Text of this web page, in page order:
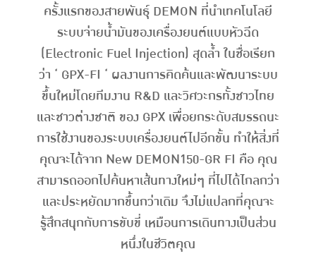
ครั้งแรกของสายพันธุ์ DEMON ที่นำเทคโนโลยี
ระบบจ่ายน้ำมันของเครื่องยนต์แบบหัวฉีด
(Electronic Fuel Injection) สุดล้ำ ในชื่อเรียก
ว่า ‘ GPX-FI ‘ ผลงานการคิดค้นและพัฒนาระบบ
ขึ้นใหม่โดยทีมงาน R&D และวิศวะกรทั้งชาวไทย
และชาวต่างชาติ ของ GPX เพื่อยกระดับสมรรถนะ
การใช้งานของระบบเครื่องยนต์ไปอีกขั้น ทำให้สิ่งที่
คุณจะได้จาก New DEMON150-GR FI คือ คุณ
สามารถออกไปค้นหาเส้นทางใหม่ๆ ที่ไปได้ไกลกว่า
และประหยัดมากขึ้นกว่าเดิม จึงไม่แปลกที่คุณจะ
รู้สึกสนุกกับการขับขี่ เหมือนการเดินทางเป็นส่วน
หนึ่งในชีวิตคุณ